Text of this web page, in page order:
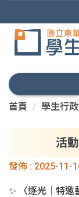
到
容
區
首頁 學生行
活
發佈 : 2025-11-
✨ 〈逐光｜特邀